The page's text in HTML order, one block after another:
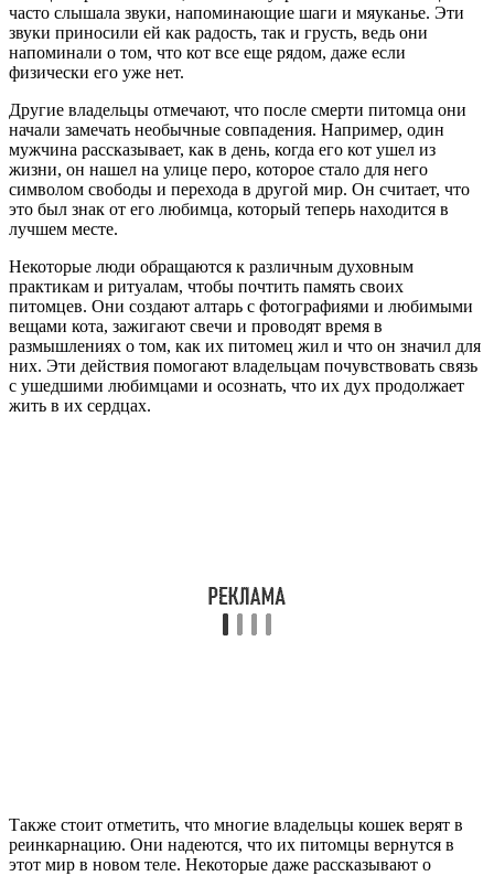
часто слышала звуки, напоминающие шаги и мяуканье. Эти
звуки приносили ей как радость, так и грусть, ведь они
напоминали о том, что кот все еще рядом, даже если
физически его уже нет.
Другие владельцы отмечают, что после смерти питомца они
начали замечать необычные совпадения. Например, один
мужчина рассказывает, как в день, когда его кот ушел из
жизни, он нашел на улице перо, которое стало для него
символом свободы и перехода в другой мир. Он считает, что
это был знак от его любимца, который теперь находится в
лучшем месте.
Некоторые люди обращаются к различным духовным
практикам и ритуалам, чтобы почтить память своих
питомцев. Они создают алтарь с фотографиями и любимыми
вещами кота, зажигают свечи и проводят время в
размышлениях о том, как их питомец жил и что он значил для
них. Эти действия помогают владельцам почувствовать связь
с ушедшими любимцами и осознать, что их дух продолжает
жить в их сердцах.
Также стоит отметить, что многие владельцы кошек верят в
реинкарнацию. Они надеются, что их питомцы вернутся в
этот мир в новом теле. Некоторые даже рассказывают о